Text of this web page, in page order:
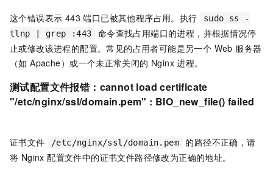
这个错误表示 443 端口已被其他程序占用。执行
sudo ss -
tlnp | grep :443
命令查找占用端口的进程，并根据情况停
止或修改该进程的配置。常见的占用者可能是另一个 Web 服务器
（如 Apache）或一个未正常关闭的 Nginx 进程。
测试配置文件报错：cannot load certificate
"/etc/nginx/ssl/domain.pem" : BIO_new_file() failed
证书文件 /etc/nginx/ssl/domain.pem
的路径不正确，请
将 Nginx 配置文件中的证书文件路径修改为正确的地址。